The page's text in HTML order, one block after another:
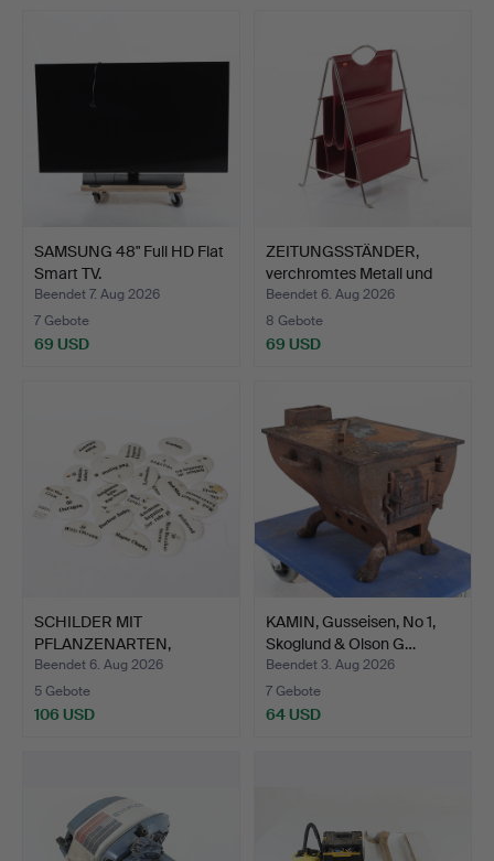
SAMSUNG 48" Full HD Flat
Smart TV.
Beendet 7. Aug 2026
7 Gebote
69 USD
ZEITUNGSSTÄNDER,
verchromtes Metall und
ro…
Beendet 6. Aug 2026
8 Gebote
69 USD
SCHILDER MIT
PFLANZENARTEN,
Porzellan, 26 …
Beendet 6. Aug 2026
5 Gebote
106 USD
KAMIN, Gusseisen, No 1,
Skoglund & Olson G…
Beendet 3. Aug 2026
7 Gebote
64 USD